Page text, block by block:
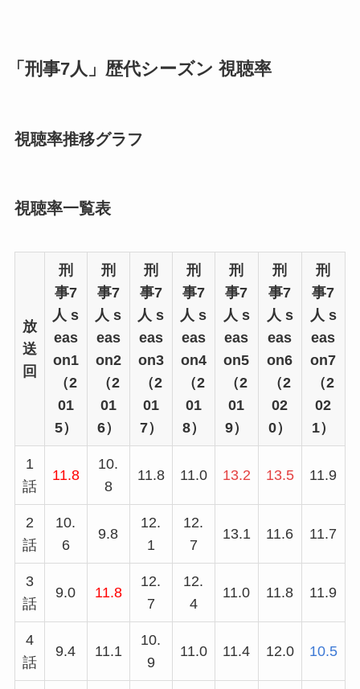
「刑事7人」歴代シーズン 視聴率
視聴率推移グラフ
視聴率一覧表
放
送
回
刑
事7
人 s
eas
on1
（2
01
5）
刑
事7
人 s
eas
on2
（2
01
6）
刑
事7
人 s
eas
on3
（2
01
7）
刑
事7
人 s
eas
on4
（2
01
8）
刑
事7
人 s
eas
on5
（2
01
9）
刑
事7
人 s
eas
on6
（2
02
0）
刑
事7
人 s
eas
on7
（2
02
1）
1
話
11.8
10.
8
11.8 11.0 13.2 13.5 11.9
2
話
10.
6
9.8
12.
1
12.
7
13.1 11.6 11.7
3
話
9.0 11.8
12.
7
12.
4
11.0 11.8 11.9
4
話
9.4 11.1
10.
9
11.0 11.4 12.0 10.5